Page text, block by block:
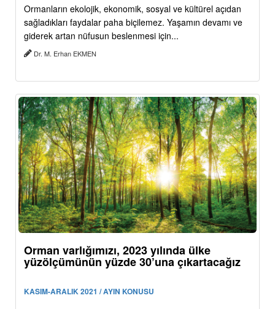
Ormanların ekolojik, ekonomik, sosyal ve kültürel açıdan
sağladıkları faydalar paha biçilemez. Yaşamın devamı ve
giderek artan nüfusun beslenmesi için...
Dr. M. Erhan EKMEN
Orman varlığımızı, 2023 yılında ülke
yüzölçümünün yüzde 30’una çıkartacağız
KASIM-ARALIK 2021 / AYIN KONUSU